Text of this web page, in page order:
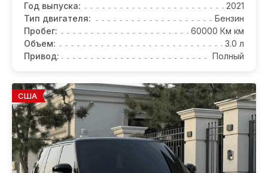
Год выпуска:
2021
Тип двигателя:
Бензин
Пробег:
60000 Км км
Объем:
3.0 л
Привод:
Полный
США